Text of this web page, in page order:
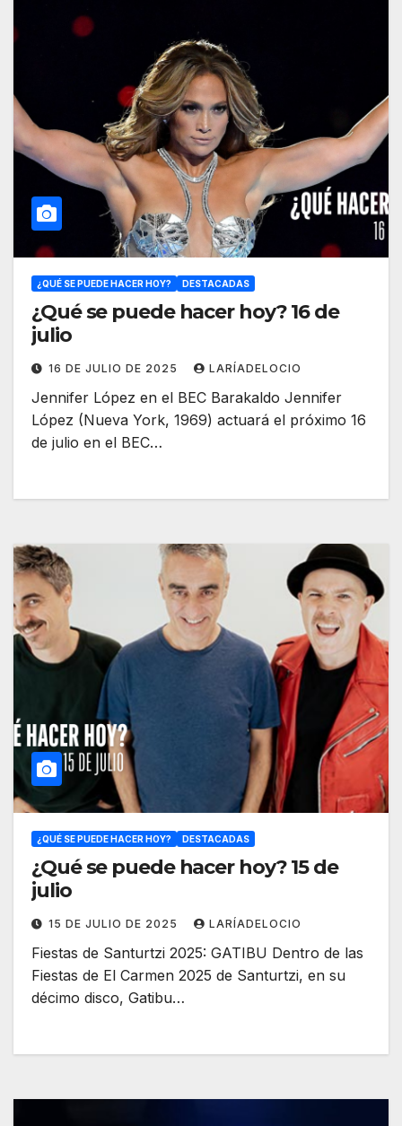
¿QUÉ SE PUEDE HACER HOY? DESTACADAS
¿Qué se puede hacer hoy? 16 de
julio
16 DE JULIO DE 2025 LARÍADELOCIO
Jennifer López en el BEC Barakaldo Jennifer
López (Nueva York, 1969) actuará el próximo 16
de julio en el BEC…
¿QUÉ SE PUEDE HACER HOY? DESTACADAS
¿Qué se puede hacer hoy? 15 de
julio
15 DE JULIO DE 2025 LARÍADELOCIO
Fiestas de Santurtzi 2025: GATIBU Dentro de las
Fiestas de El Carmen 2025 de Santurtzi, en su
décimo disco, Gatibu…